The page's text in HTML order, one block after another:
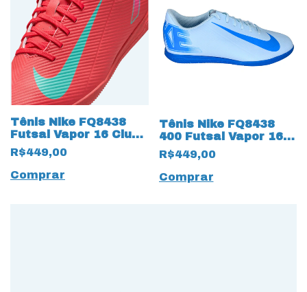
Tênis Nike FQ8438
Futsal Vapor 16 Club
IC 18306 Magenta
R$449,00
Comprar
Tênis Nike FQ8438
400 Futsal Vapor 16
Club IC 17825 Branco
R$449,00
Comprar